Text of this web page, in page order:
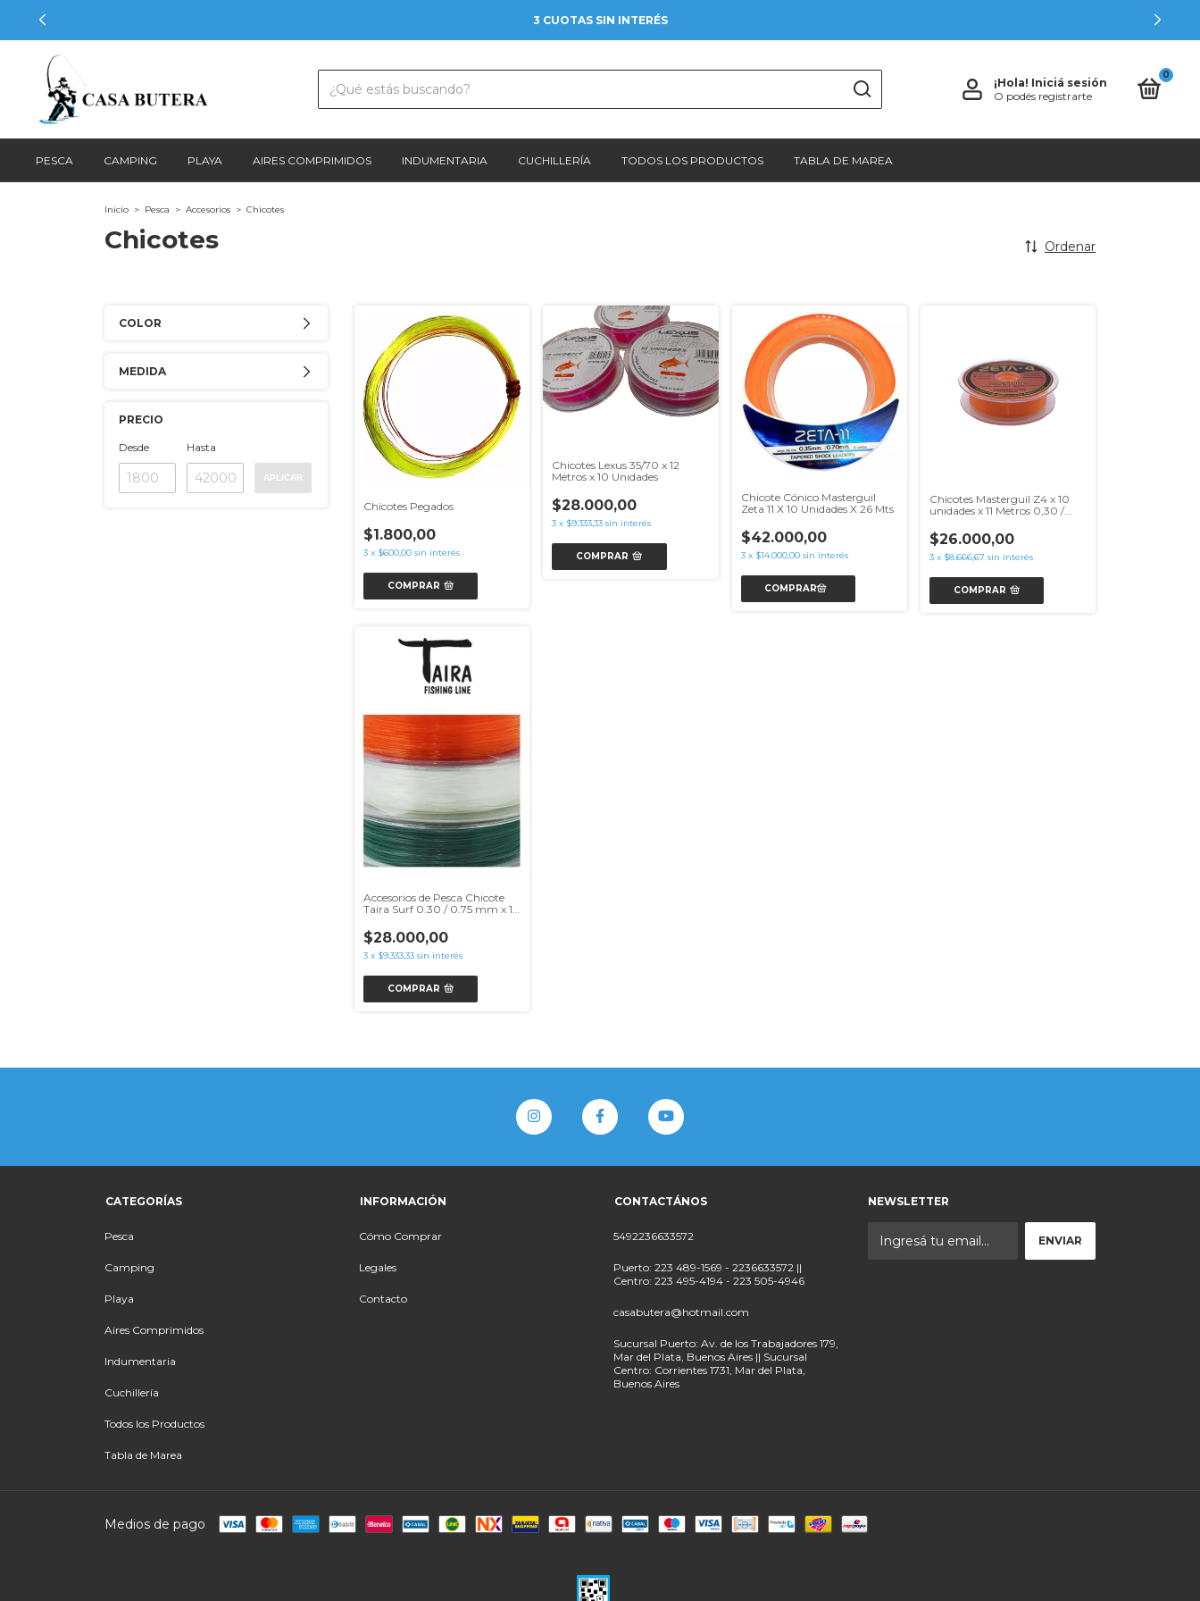
3 CUOTAS SIN INTERÉS
¡Hola! Iniciá sesión
O podés registrarte
0
PESCA CAMPING PLAYA AIRES COMPRIMIDOS INDUMENTARIA CUCHILLERÍA TODOS LOS PRODUCTOS TABLA DE MAREA
Inicio > Pesca > Accesorios > Chicotes
Chicotes Ordenar
COLOR
MEDIDA
PRECIO
Desde Hasta
APLICAR
Chicotes Pegados
$1.800,00
3 x $600,00 sin interés
COMPRAR
Chicotes Lexus 35/70 x 12
Metros x 10 Unidades
$28.000,00
3 x $9.333,33 sin interés
COMPRAR
Chicote Cónico Masterguil
Zeta 11 X 10 Unidades X 26 Mts
$42.000,00
3 x $14.000,00 sin interés
Chicotes Masterguil Z4 x 10
unidades x 11 Metros 0,30 /
$26.000,00
3 x $8.666,67 sin interés
COMPRAR
Accesorios de Pesca Chicote
Taira Surf 0.30 / 0.75 mm x 10
$28.000,00
3 x $9.333,33 sin interés
COMPRAR
CATEGORÍAS
Pesca
Camping
Playa
Aires Comprimidos
Indumentaria
Cuchillería
Todos los Productos
Tabla de Marea
INFORMACIÓN
Cómo Comprar
Legales
Contacto
CONTACTÁNOS
5492236633572
Puerto: 223 489-1569 - 2236633572 ||
Centro: 223 495-4194 - 223 505-4946
casabutera@hotmail.com
Sucursal Puerto: Av. de los Trabajadores 179,
Mar del Plata, Buenos Aires || Sucursal
Centro: Corrientes 1731, Mar del Plata,
Buenos Aires
NEWSLETTER
Medios de pago